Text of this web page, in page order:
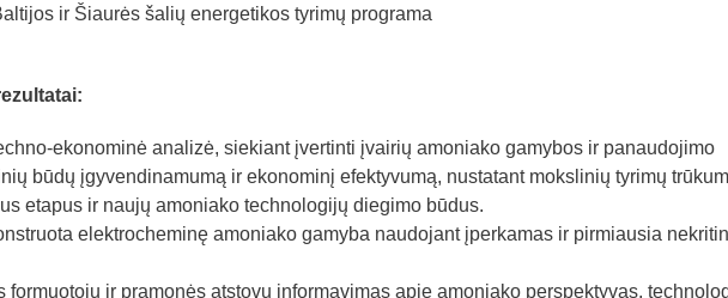
ir Šiaurės šalių energetikos tyrimų programa
ekonominė analizė, siekiant įvertinti įvairių amoniako gamybos ir panaudojimo
būdų įgyvendinamumą ir ekonominį efektyvumą, nustatant mokslinių tyrimų
etapus ir naujų amoniako technologijų diegimo būdus.
elektrocheminę amoniako gamyba naudojant įperkamas ir pirmiausia
formuotojų ir pramonės atstovų informavimas apie amoniako perspektyvas,